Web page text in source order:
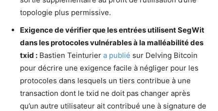
topologie plus permissive.
Exigence de vérifier que les entrées utilisent SegWit
dans les protocoles vulnérables à la malléabilité des
txid : Bastien Teinturier a publié sur Delving Bitcoin
pour décrire une exigence facile à négliger pour les
protocoles dans lesquels un tiers contribue à une
transaction dont le txid ne doit pas changer après
qu’un autre utilisateur ait contribué une à signature de